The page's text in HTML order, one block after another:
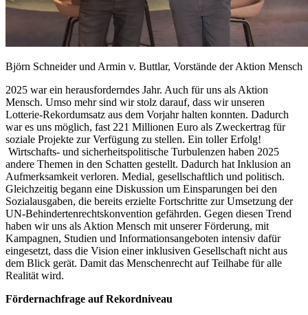
Björn Schneider und Armin v. Buttlar, Vorstände der Aktion Mensch
2025 war ein herausforderndes Jahr. Auch für uns als Aktion
Mensch. Umso mehr sind wir stolz darauf, dass wir unseren
Lotterie-Rekordumsatz aus dem Vorjahr halten konnten. Dadurch
war es uns möglich, fast 221 Millionen Euro als Zweckertrag für
soziale Projekte zur Verfügung zu stellen. Ein toller Erfolg!
Wirtschafts- und sicherheitspolitische Turbulenzen haben 2025
andere Themen in den Schatten gestellt. Dadurch hat Inklusion an
Aufmerksamkeit verloren. Medial, gesellschaftlich und politisch.
Gleichzeitig begann eine Diskussion um Einsparungen bei den
Sozialausgaben, die bereits erzielte Fortschritte zur Umsetzung der
UN-Behindertenrechtskonvention gefährden. Gegen diesen Trend
haben wir uns als Aktion Mensch mit unserer Förderung, mit
Kampagnen, Studien und Informationsangeboten intensiv dafür
eingesetzt, dass die Vision einer inklusiven Gesellschaft nicht aus
dem Blick gerät. Damit das Menschenrecht auf Teilhabe für alle
Realität wird.
Fördernachfrage auf Rekordniveau